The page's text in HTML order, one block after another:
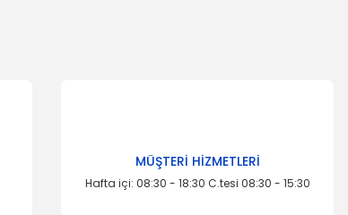
MÜŞTERİ HİZMETLERİ
Hafta içi: 08:30 - 18:30 C.tesi 08:30 - 15:30